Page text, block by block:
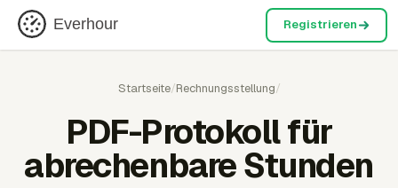
Everhour Registrieren
Startseite/Rechnungsstellung/
PDF-Protokoll für
abrechenbare Stunden